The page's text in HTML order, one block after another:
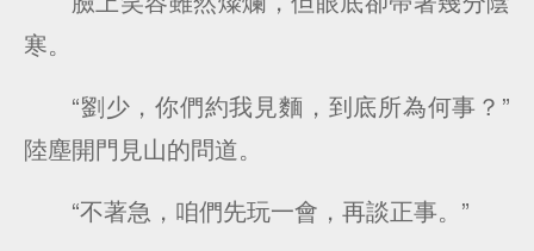
寒。
“劉少，你們約我見麵，到底所為何事？”
陸塵開門見山的問道。
“不著急，咱們先玩一會，再談正事。”